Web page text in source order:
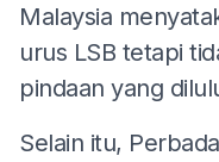
Malaysia
urus LSB tetapi
pindaan yang
Selain itu,